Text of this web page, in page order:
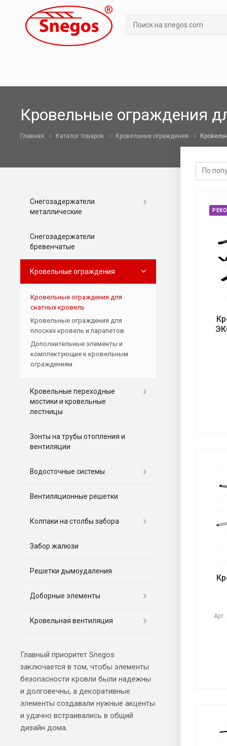
Кровельные ограждения
Главная Каталог товаров Кровельные ограждения
Арт.
Снегозадержатели
металлические
Снегозадержатели
бревенчатые
Кровельные ограждения
Кровельные ограждения для
скатных кровель
Кровельные ограждения для
плоских кровель и парапетов
Дополнительные элементы и
комплектующие к кровельным
ограждениям
Кровельные переходные
мостики и кровельные
лестницы
Зонты на трубы отопления и
вентиляции
Водосточные системы
Вентиляционные решетки
Колпаки на столбы забора
Забор жалюзи
Решетки дымоудаления
Доборные элементы
Кровельная вентиляция
Главный приоритет Snegos
заключается в том, чтобы элементы
безопасности кровли были надежны
и долговечны, а декоративные
элементы создавали нужные акценты
и удачно встраивались в общий
дизайн дома.